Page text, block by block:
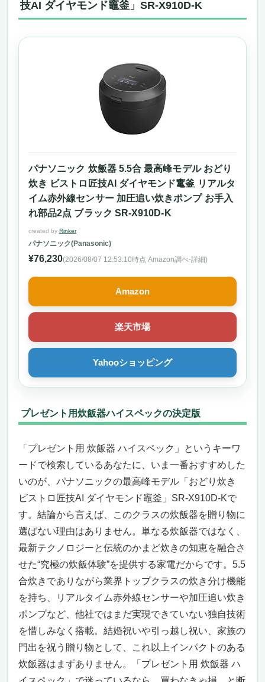
こういう人にこそベストなギフト
技AI ダイヤモンド竈釜」SR-X910D-K
パナソニック 炊飯器 5.5合 最高峰モデル おどり
炊き ビストロ匠技AI ダイヤモンド竃釜 リアルタ
イム赤外線センサー 加圧追い炊きポンプ お手入
れ部品2点 ブラック SR-X910D-K
created by Rinker
パナソニック(Panasonic)
¥76,230(2026/08/07 12:53:10時点 Amazon調べ-詳細)
Amazon
楽天市場
Yahooショッピング
プレゼント用炊飯器ハイスペックの決定版
「プレゼント用 炊飯器 ハイスペック」というキーワ
ードで検索しているあなたに、いま一番おすすめした
いのが、パナソニックの最高峰モデル「おどり炊き
ビストロ匠技AI ダイヤモンド竈釜」SR-X910D-Kで
す。結論から言えば、このクラスの炊飯器を贈り物に
選ばない理由はありません。単なる炊飯器ではなく、
最新テクノロジーと伝統のかまど炊きの知恵を融合さ
せた“究極の炊飯体験”を提供する家電だからです。5.5
合炊きでありながら業界トップクラスの炊き分け機能
を持ち、リアルタイム赤外線センサーや加圧追い炊き
ポンプなど、他社ではまだ実現できていない独自技術
を惜しみなく搭載。結婚祝いや引っ越し祝い、家族の
門出を祝う贈り物として、これ以上インパクトのある
炊飯器はまずありません。「プレゼント用 炊飯器 ハ